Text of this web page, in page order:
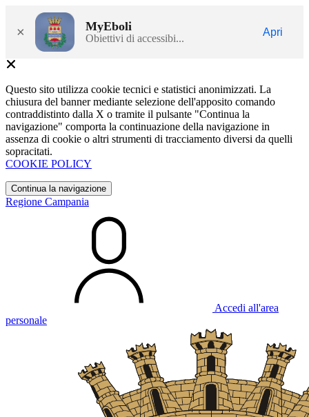
× MyEboli
Obiettivi di accessibi...
Apri
Questo sito utilizza cookie tecnici e statistici anonimizzati. La
chiusura del banner mediante selezione dell'apposito comando
contraddistinto dalla X o tramite il pulsante "Continua la
navigazione" comporta la continuazione della navigazione in
assenza di cookie o altri strumenti di tracciamento diversi da quelli
sopracitati.
COOKIE POLICY
Continua la navigazione
Regione Campania
Accedi all'area
personale